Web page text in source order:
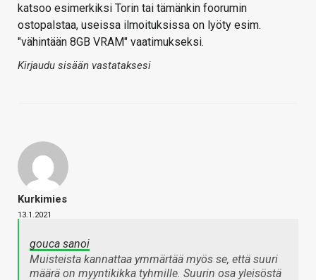
katsoo esimerkiksi Torin tai tämänkin foorumin
ostopalstaa, useissa ilmoituksissa on lyöty esim.
"vähintään 8GB VRAM" vaatimukseksi.
Kirjaudu sisään vastataksesi
Kurkimies
13.1.2021
gouca sanoi
Muisteista kannattaa ymmärtää myös se, että suuri
määrä on myyntikikka tyhmille. Suurin osa yleisöstä